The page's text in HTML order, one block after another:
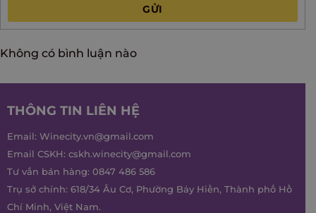
GỬI
Không có bình luận nào
THÔNG TIN LIÊN HỆ
Email: Winecity.vn@gmail.com
Email CSKH: cskh.winecity@gmail.com
Tư vấn bán hàng: 0847 486 586
Trụ sở chính: 618/34 Âu Cơ, Phường Bảy Hiền, Thành phố Hồ
Chí Minh, Việt Nam.